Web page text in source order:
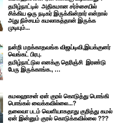
தமிழ்நாட்டில் அதிகமான சர்ச்சையில்
சிக்கிய ஒரு நடிகர் இருக்கின்றார் என்றால்
அது நிச்சயம் கமலாகத்தான் இருக்க
முடியும்...
நன்றி மறக்காதவங்க விஜய்டிவி,இயக்குனர்
வெங்கட் பிரபு.
தமிழ்நாட்டுல எனக்கு தெரிஞ்சி இரண்டு
பேரு இருக்காங்க., …
கமலஹாசன் ஏன் குரல் கொடுத்து பொங்கி
பொங்கல் வைக்கவில்லை...?
தலைவா படம் வெளியாகதாது குறித்து கமல்
ஏன் இன்னும் குரல் கொடுக்கவில்லை ???